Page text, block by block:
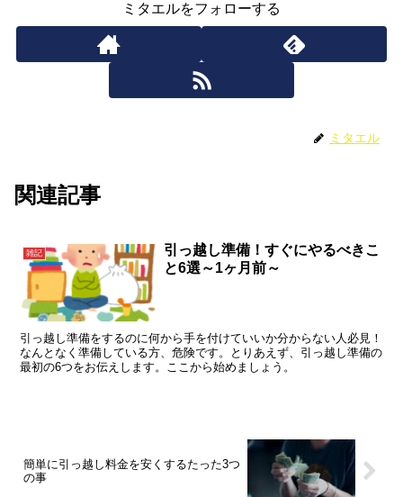
ミタエルをフォローする
ミタエル
関連記事
雑記
引っ越し準備！すぐにやるべきこ
と6選～1ヶ月前～
引っ越し準備をするのに何から手を付けていいか分からない人必見！
なんとなく準備している方、危険です。とりあえず、引っ越し準備の
最初の6つをお伝えします。ここから始めましょう。
簡単に引っ越し料金を安くするたった3つ
の事